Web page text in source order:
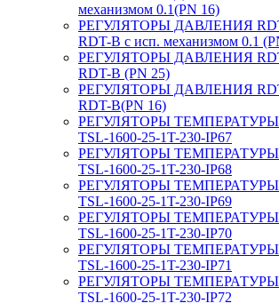
механизмом 0.1(PN 16)
РЕГУЛЯТОРЫ ДАВЛЕНИЯ RDT,
RDT-B с исп. механизмом 0.1
РЕГУЛЯТОРЫ ДАВЛЕНИЯ RDT,
RDT-B (PN 25)
РЕГУЛЯТОРЫ ДАВЛЕНИЯ RDT,
RDT-B(PN 16)
РЕГУЛЯТОРЫ ТЕМПЕРАТУРЫ
TSL-1600-25-1T-230-IP67
РЕГУЛЯТОРЫ ТЕМПЕРАТУРЫ
TSL-1600-25-1T-230-IP68
РЕГУЛЯТОРЫ ТЕМПЕРАТУРЫ
TSL-1600-25-1T-230-IP69
РЕГУЛЯТОРЫ ТЕМПЕРАТУРЫ
TSL-1600-25-1T-230-IP70
РЕГУЛЯТОРЫ ТЕМПЕРАТУРЫ
TSL-1600-25-1T-230-IP71
РЕГУЛЯТОРЫ ТЕМПЕРАТУРЫ
TSL-1600-25-1T-230-IP72